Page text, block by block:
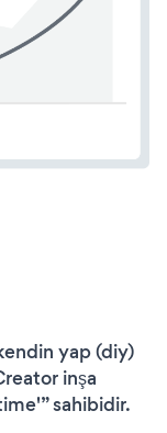
yap (diy)
inşa
sahibidir.